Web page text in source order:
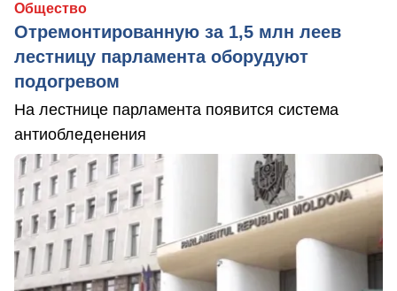
Общество
Отремонтированную за 1,5 млн леев
лестницу парламента оборудуют
подогревом
На лестнице парламента появится система
антиобледенения